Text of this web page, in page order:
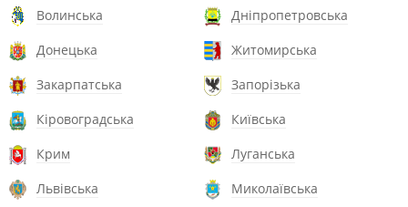
Волинська
Дніпропетровська
Донецька
Житомирська
Закарпатська
Запорізька
Кіровоградська
Київська
Крим
Луганська
Львівська
Миколаївська